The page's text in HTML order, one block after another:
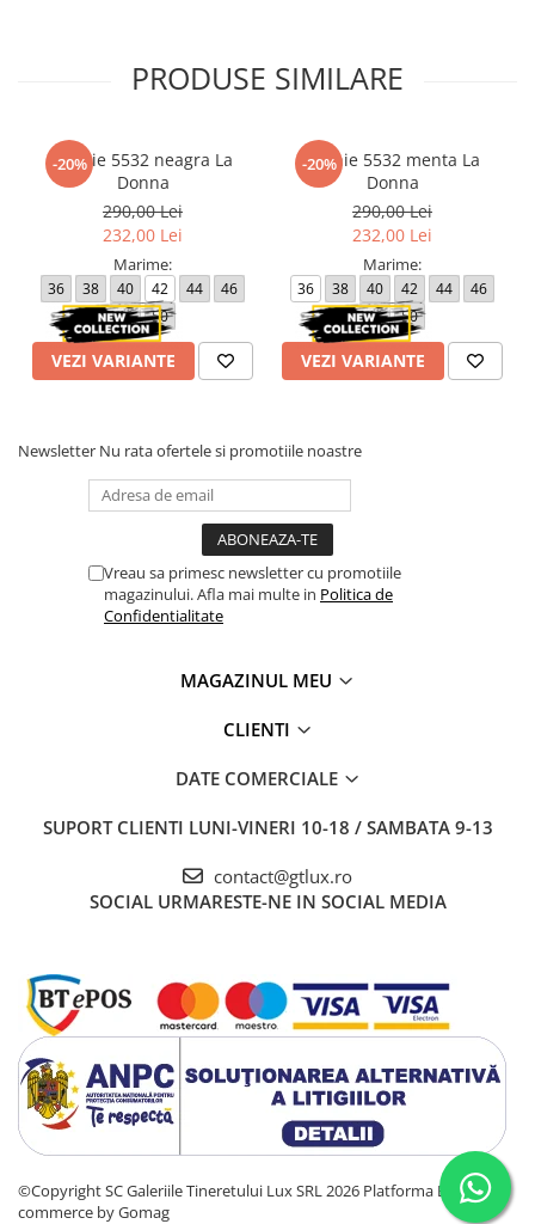
PRODUSE SIMILARE
-20%
Rochie 5532 neagra La
Donna
290,00 Lei
232,00 Lei
Marime:
36 38 40 42 44
46
48
50
VEZI VARIANTE
-20%
Rochie 5532 menta La
Donna
290,00 Lei
232,00 Lei
Marime:
36 38 40 42 44
46
48
50
VEZI VARIANTE
Newsletter Nu rata ofertele si promotiile noastre
Vreau sa primesc newsletter cu promotiile
magazinului. Afla mai multe in Politica de
Confidentialitate
MAGAZINUL MEU
CLIENTI
DATE COMERCIALE
SUPORT CLIENTI LUNI-VINERI 10-18 / SAMBATA 9-13
contact@gtlux.ro
SOCIAL URMARESTE-NE IN SOCIAL MEDIA
©Copyright SC Galeriile Tineretului Lux SRL 2026 Platforma E-
commerce by Gomag